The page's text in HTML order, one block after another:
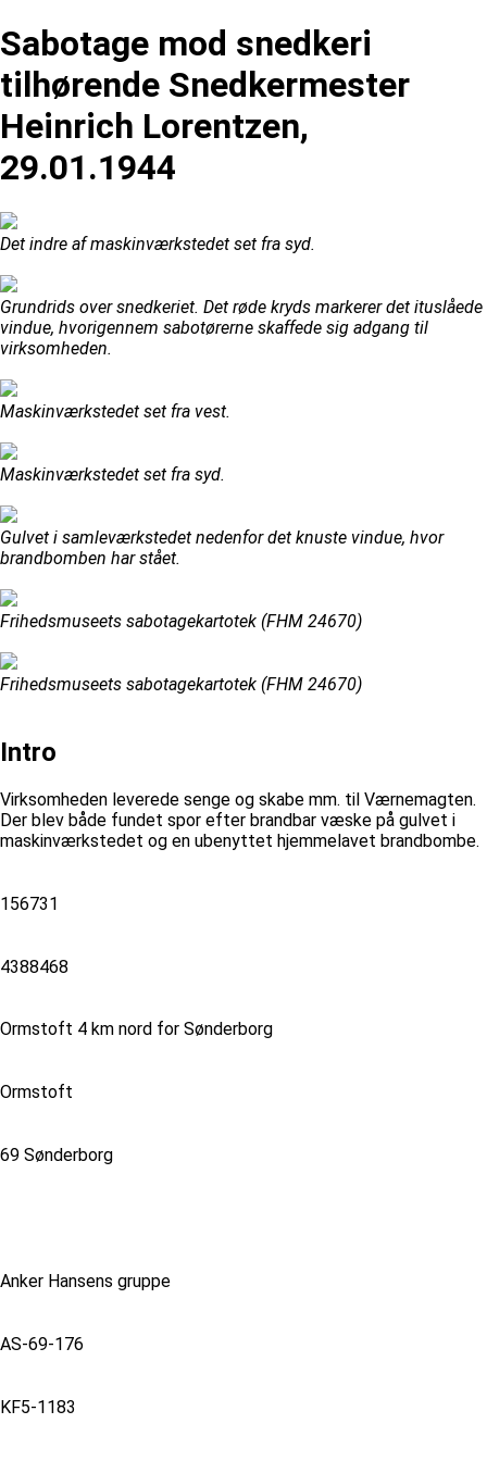
Sabotage mod snedkeri
tilhørende Snedkermester
Heinrich Lorentzen,
29.01.1944
Det indre af maskinværkstedet set fra syd.
Grundrids over snedkeriet. Det røde kryds markerer det ituslåede
vindue, hvorigennem sabotørerne skaffede sig adgang til
virksomheden.
Maskinværkstedet set fra vest.
Maskinværkstedet set fra syd.
Gulvet i samleværkstedet nedenfor det knuste vindue, hvor
brandbomben har stået.
Frihedsmuseets sabotagekartotek (FHM 24670)
Frihedsmuseets sabotagekartotek (FHM 24670)
Intro
Virksomheden leverede senge og skabe mm. til Værnemagten.
Der blev både fundet spor efter brandbar væske på gulvet i
maskinværkstedet og en ubenyttet hjemmelavet brandbombe.
156731
4388468
Ormstoft 4 km nord for Sønderborg
Ormstoft
69 Sønderborg
Anker Hansens gruppe
AS-69-176
KF5-1183